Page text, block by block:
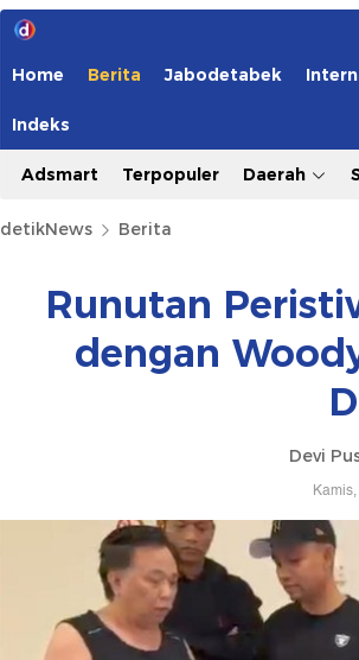
Home Berita Jabodetabek
Indeks
Adsmart Terpopuler Daerah
detikNews Berita
Runutan
dengan
Devi